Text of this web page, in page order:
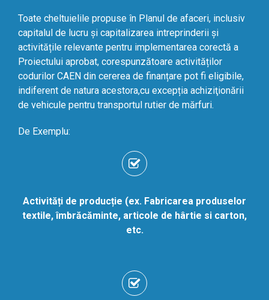
Toate cheltuielile propuse în Planul de afaceri, inclusiv
capitalul de lucru şi capitalizarea intreprinderii și
activitățile relevante pentru implementarea corectă a
Proiectului aprobat, corespunzătoare activităților
codurilor CAEN din cererea de finanțare pot fi eligibile,
indiferent de natura acestora,cu excepția achiziţionării
de vehicule pentru transportul rutier de mărfuri.
De Exemplu:
Activități de producție (ex. Fabricarea produselor
textile, îmbrăcăminte, articole de hârtie si carton,
etc.